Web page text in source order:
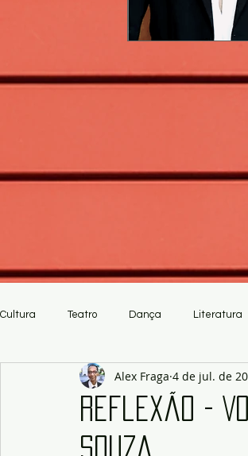
Cultura Teatro Dança Literatura
Artesanato
Reflexão -
Souza
Alex Fraga 4 de jul. de